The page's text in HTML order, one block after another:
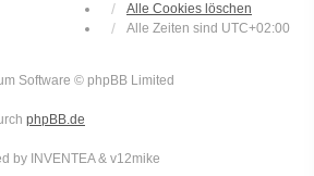
Alle Cookies löschen
Alle Zeiten sind UTC+02:00
Software © phpBB Limited
phpBB.de
by INVENTEA & v12mike